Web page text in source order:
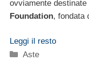
ovviamente destinate
Foundation, fondata
Leggi il resto
Categorie
Aste